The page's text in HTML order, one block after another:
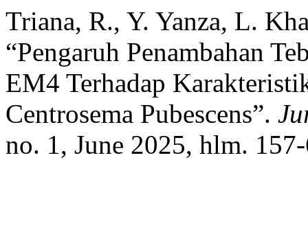
Triana, R., Y. Yanza, L.
“Pengaruh Penambahan
EM4 Terhadap
Centrosema Pubescens”.
no. 1, June 2025, hlm.